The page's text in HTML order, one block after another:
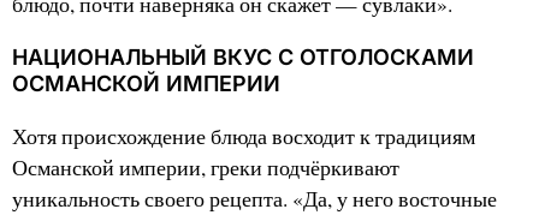
НАЦИОНАЛЬНЫЙ ВКУС С ОТГОЛОСКАМИ
ОСМАНСКОЙ ИМПЕРИИ
Хотя происхождение блюда восходит к традициям
Османской империи, греки подчёркивают
уникальность своего рецепта. «Да, у него восточные